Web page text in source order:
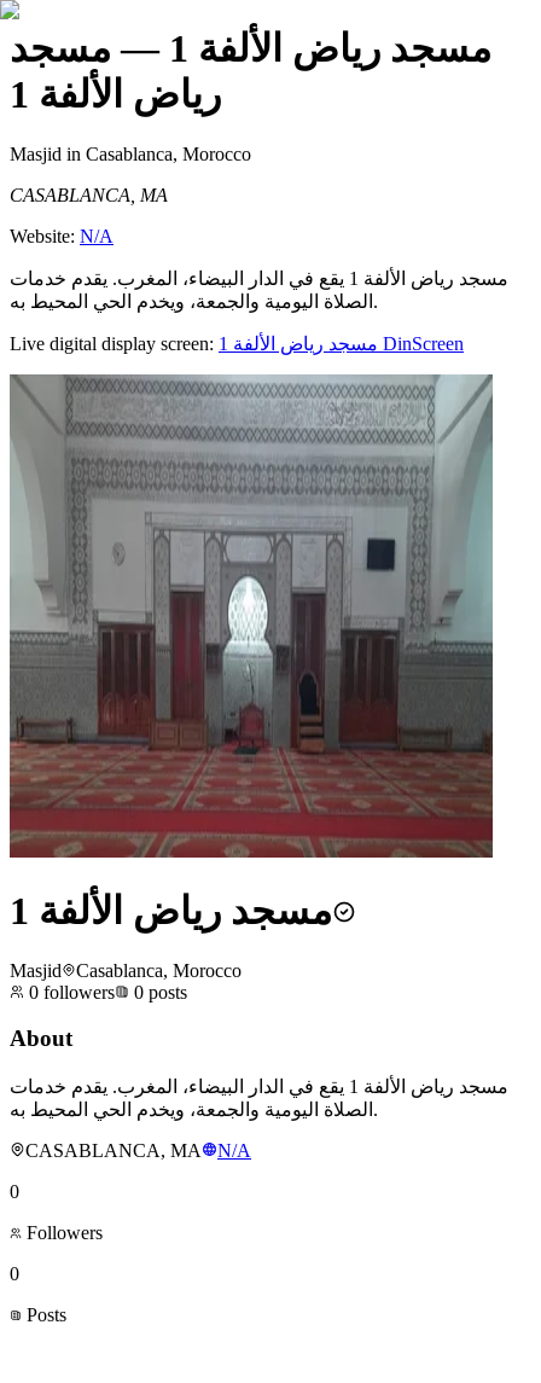
مسجد رياض الألفة 1
— مسجد
رياض الألفة 1
Masjid in Casablanca, Morocco
CASABLANCA, MA
Website: N/A
مسجد رياض الألفة 1 يقع في الدار البيضاء، المغرب. يقدم خدمات
الصلاة اليومية والجمعة، ويخدم الحي المحيط به.
Live digital display screen: مسجد رياض الألفة 1 DinScreen
مسجد رياض الألفة 1
Masjid
Casablanca, Morocco
0 followers 0 posts
About
مسجد رياض الألفة 1 يقع في الدار البيضاء، المغرب. يقدم خدمات
الصلاة اليومية والجمعة، ويخدم الحي المحيط به.
CASABLANCA, MA
N/A
0
Followers
0
Posts